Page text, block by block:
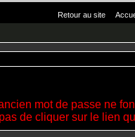
Retour au site
mot de passe ne
de cliquer sur le lien